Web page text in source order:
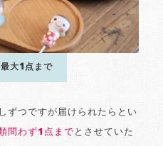
大1点まで
ずつですが届けられたらとい
問わず1点まで とさせていた